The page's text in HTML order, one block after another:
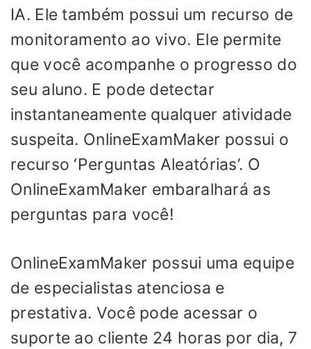
IA. Ele também possui um recurso de
monitoramento ao vivo. Ele permite
que você acompanhe o progresso do
seu aluno. E pode detectar
instantaneamente qualquer atividade
suspeita. OnlineExamMaker possui o
recurso ‘Perguntas Aleatórias’. O
OnlineExamMaker embaralhará as
perguntas para você!
OnlineExamMaker possui uma equipe
de especialistas atenciosa e
prestativa. Você pode acessar o
suporte ao cliente 24 horas por dia, 7